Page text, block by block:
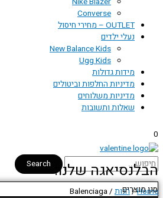
Converse
OUTLET – מחירי חיסול
נעלי ילדים
New Balance Kids
Ugg Kids
מידות גדולות
מדיניות החלפות וביטולים
מדיניות משלוחים
שאלות ותשובות
0
Search
Home
/חנות / Balenciaga
הבלנסיאגה שלנו:
סנן מוצרים